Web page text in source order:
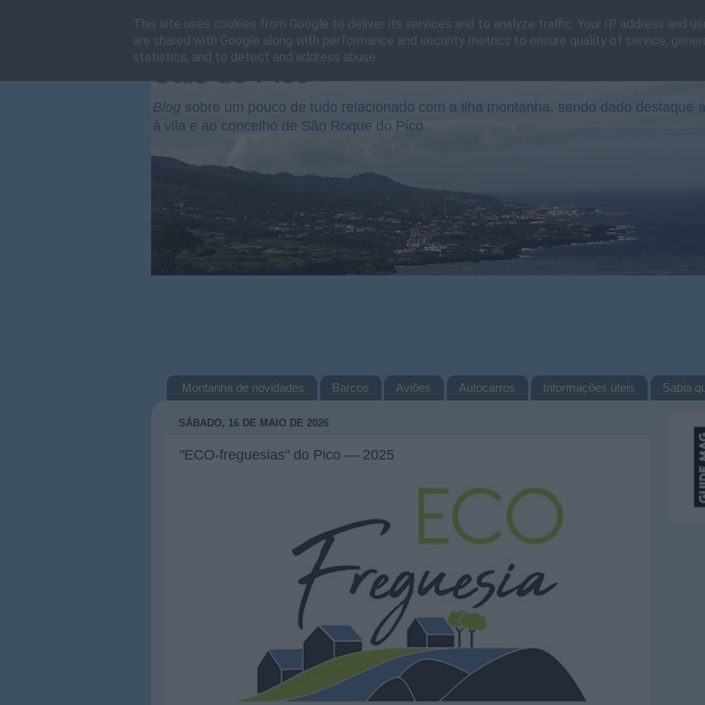
Cais do Pico
Blog sobre um pouco de tudo relacionado com a ilha montanha, sendo dado destaque
à vila e ao concelho de São Roque do Pico
Montanha de novidades Barcos Aviões Autocarros Informações úteis Sabia
SÁBADO, 16 DE MAIO DE 2026
"ECO-freguesias" do Pico — 2025
This site uses cookies from Google to deliver its services and to analyze traffic. Your IP address and
are shared with Google along with performance and security metrics to ensure quality of service,
statistics, and to detect and address abuse.